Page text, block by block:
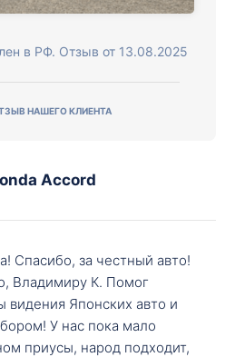
в РФ. Отзыв от 13.08.2025
НАШЕГО КЛИЕНТА
Accord
Спасибо, за честный авто!
Владимиру К. Помог
видения Японских авто и
У нас пока мало
приусы, народ подходит,